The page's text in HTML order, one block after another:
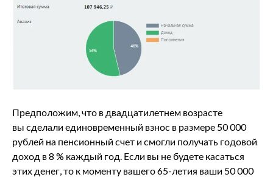
Предположим, что в двадцатилетнем возрасте
вы сделали единовременный взнос в размере 50 000
рублей на пенсионный счет и смогли получать годовой
доход в 8 % каждый год. Если вы не будете касаться
этих денег, то к моменту вашего 65-летия ваши 50 000